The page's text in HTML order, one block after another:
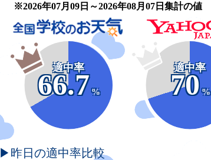
※2026年07月09日～2026年08月07日集計の値
適中率
66.7
%
適中率
70
%
▶昨日の適中率比較